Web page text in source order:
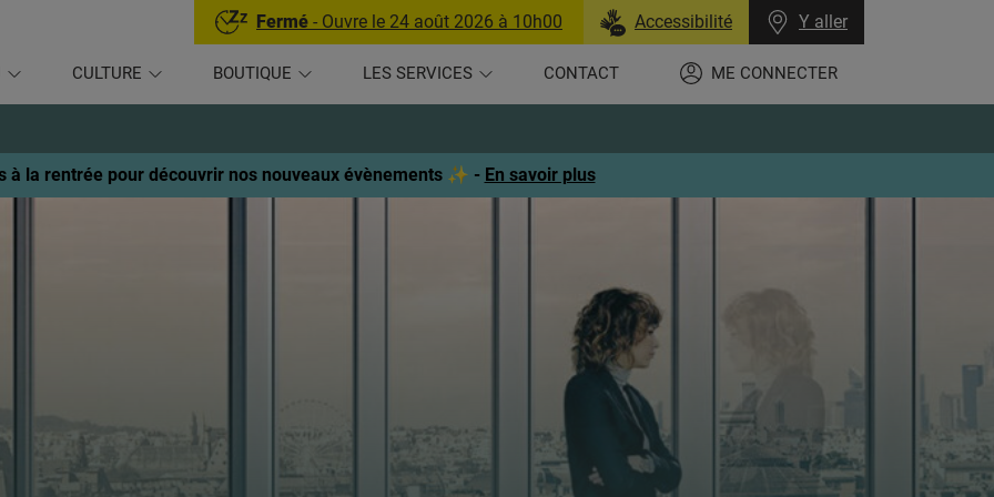
Fermé - Ouvre le 24 août 2026 à 10h00 Accessibilité Y aller
CULTURE BOUTIQUE LES SERVICES CONTACT ME CONNECTER
à la rentrée pour découvrir nos nouveaux évènements ✨ - En savoir plus